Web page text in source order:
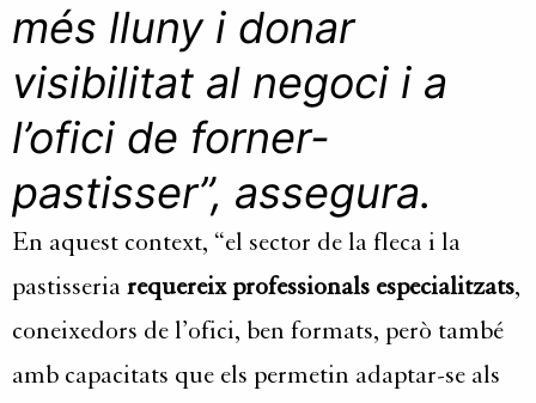
més lluny i donar
visibilitat al negoci i a
l’ofici de forner-
pastisser”, assegura.
En aquest context, “el sector de la fleca i la
pastisseria requereix professionals especialitzats,
coneixedors de l’ofici, ben formats, però també
amb capacitats que els permetin adaptar-se als